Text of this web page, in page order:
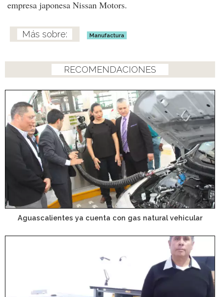
empresa japonesa Nissan Motors.
Manufactura
RECOMENDACIONES
Aguascalientes ya cuenta con gas natural vehicular